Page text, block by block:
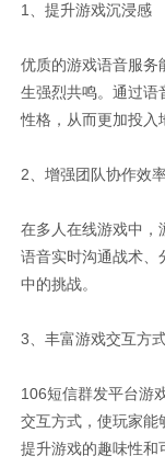
1、提升游戏沉浸感
优质的游戏语音服务
生强烈共鸣。通过语
性格，从而更加投入
2、增强团队协作效
在多人在线游戏中，
语音实时沟通战术、
中的挑战。
3、丰富游戏交互方
106短信群发平台游
交互方式，使玩家能
提升游戏的趣味性和